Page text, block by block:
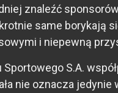
znaleźć
same borykają
i niepewną
Sportowego S.A.
nie oznacza jedynie